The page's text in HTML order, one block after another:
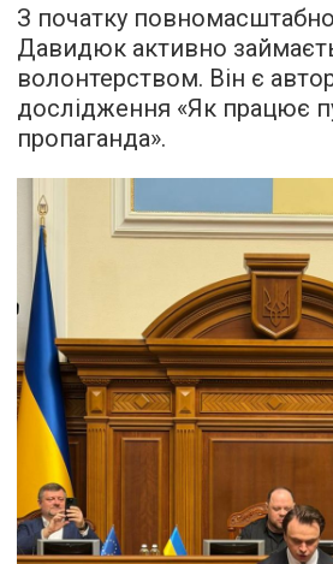
З початку
Давидюк активно
волонтерством. Він є
дослідження «Як працює
пропаганда».